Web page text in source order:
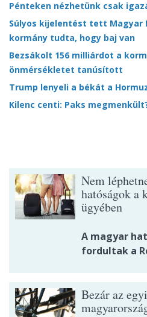
Pénteken nézhetünk csak
Súlyos kijelentést tett Magyar
kormány tudta, hogy baj van
Bezsákolt 156 milliárdot a
önmérsékletet tanúsított
Trump lenyeli a békát a
Kilenc centi: Paks
Nem
hatóságok a
ügyében
A magyar
fordultak a
Bezár az